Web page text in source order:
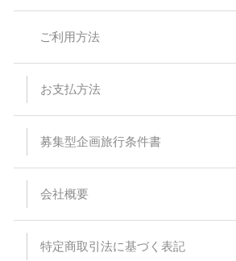
付後または旅行代金をお支払い頂いた後
合でも差額の徴収及び払い戻しはありませ
お見えにならない場合でもバス乗務員及
絡は致しません。
乗車場所にいらっしゃらない場合、バス
悪天候・道路状況により到着時間が前後
バスの運行・到着時間はあくまでも目安
生じたタクシー、宿泊施設、食事等の提
出発日当日の乗下車地の変更はできません
ご利用方法
お支払方法
募集型企画旅行条件書
会社概要
特定商取引法に基づく表記